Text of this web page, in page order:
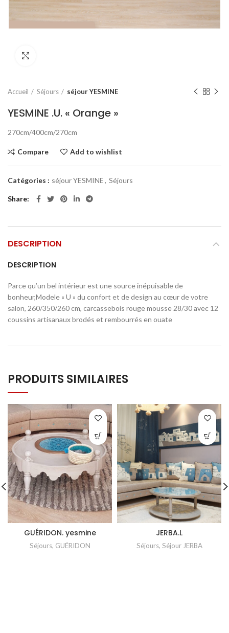
Accueil Séjours séjour YESMINE
YESMINE .U. « Orange »
270cm/400cm/270cm
Compare Add to wishlist
Catégories : séjour YESMINE, Séjours
Share
DESCRIPTION
DESCRIPTION
Parce qu’un bel intérieur est une source inépuisable de
bonheur,Modele « U » du confort et de design au cœur de votre
salon, 260/350/260 cm, carcassebois rouge mousse 28/30 avec 12
coussins artisanaux brodés et rembourrés en ouate
PRODUITS SIMILAIRES
GUÉRIDON. yesmine
Séjours, GUÉRIDON
JERBA.L
Séjours, Séjour JERBA